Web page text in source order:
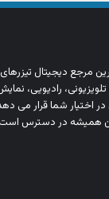
مرجع دیجیتال
رادیویی،
اختیار شما قرار می‌
همیشه در دسترس